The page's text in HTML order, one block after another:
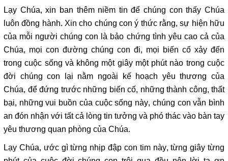
Lạy Chúa, xin ban thêm niềm tin để chúng con thấy Chúa
luôn đồng hành. Xin cho chúng con ý thức rằng, sự hiện hữu
của mỗi người chúng con là bảo chứng tình yêu cao cả của
Chúa, mọi con đường chúng con đi, mọi biến cố xảy đến
trong cuộc sống và không một giây một phút nào trong cuộc
đời chúng con lại nằm ngoài kế hoạch yêu thương của
Chúa, để đứng trước những biến cố, những thành công, thất
bại, những vui buồn của cuộc sống này, chúng con vẫn bình
an đón nhận với tất cả lòng tin tưởng và phó thác vào bàn tay
yêu thương quan phòng của Chúa.
Lạy Chúa, ước gì từng nhịp đập con tim này, từng giây từng